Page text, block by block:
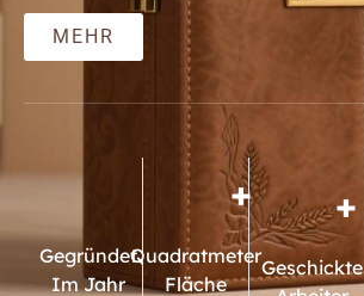
MEHR
Gegründet
Im Jahr
+
Quadratmeter
Fläche
+
Geschickte